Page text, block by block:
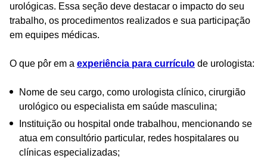
urológicas. Essa seção deve destacar o impacto do seu
trabalho, os procedimentos realizados e sua participação
em equipes médicas.
O que pôr em a experiência para currículo de urologista:
Nome de seu cargo, como urologista clínico, cirurgião
urológico ou especialista em saúde masculina;
Instituição ou hospital onde trabalhou, mencionando se
atua em consultório particular, redes hospitalares ou
clínicas especializadas;